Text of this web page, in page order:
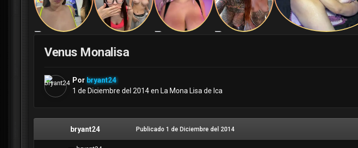
Venus Monalisa
Por bryant24
1 de Diciembre del 2014en La Mona Lisa de Ica
bryant24 Publicado 1 de Diciembre del 2014